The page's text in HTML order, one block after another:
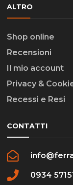
ALTRO
Shop online
Recensioni
Il mio account
Privacy &
Recessi e Resi
CONTATTI
0934